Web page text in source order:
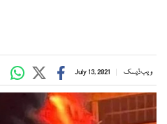
ویب ڈیسک July 13, 2021